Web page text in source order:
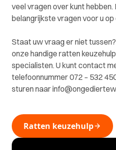
veel vragen over kunt
belangrijkste vragen voor u
Staat uw vraag er niet
onze handige ratten keuzehulp
specialisten. U kunt contact
telefoonnummer072 – 532
sturen naar
Ratten keuzehulp